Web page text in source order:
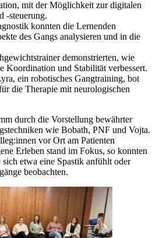
mit der Möglichkeit zur digitalen
-steuerung.
konnten die Lernenden
des Gangs analysieren und in die
demonstrierten, wie
Koordination und Stabilität verbessert.
ein robotisches Gangtraining, bot
die Therapie mit neurologischen
durch die Vorstellung bewährter
wie Bobath, PNF und Vojta.
vor Ort am Patienten
Erleben stand im Fokus, so konnten
etwa eine Spastik anfühlt oder
beobachten.